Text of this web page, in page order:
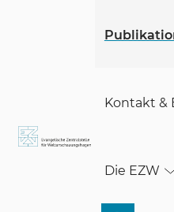
Kontakt &
Die EZW